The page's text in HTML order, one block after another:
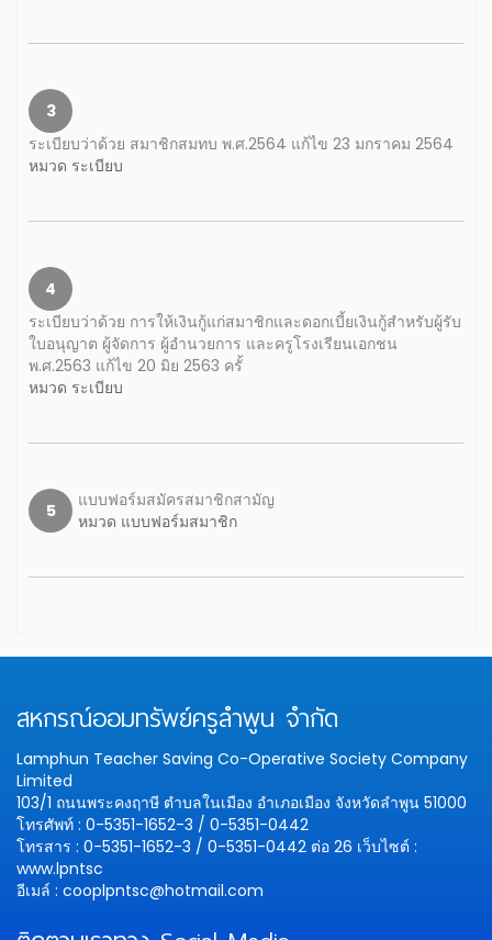
3
ระเบียบว่าด้วย สมาชิกสมทบ พ.ศ.2564 แก้ไข 23 มกราคม 2564
หมวด ระเบียบ
4
ระเบียบว่าด้วย การให้เงินกู้แก่สมาชิกและดอกเบี้ยเงินกู้สำหรับผู้รับ
ใบอนุญาต ผู้จัดการ ผู้อำนวยการ และครูโรงเรียนเอกชน
พ.ศ.2563 แก้ไข 20 มิย 2563 ครั้
หมวด ระเบียบ
5
แบบฟอร์มสมัครสมาชิกสามัญ
หมวด แบบฟอร์มสมาชิก
สหกรณ์ออมทรัพย์ครูลำพูน จำกัด
Lamphun Teacher Saving Co-Operative Society Company
Limited
103/1 ถนนพระคงฤาษี ตำบลในเมือง อำเภอเมือง จังหวัดลำพูน 51000
โทรศัพท์ : 0-5351-1652-3 / 0-5351-0442
โทรสาร : 0-5351-1652-3 / 0-5351-0442 ต่อ 26 เว็บไซต์ :
www.lpntsc
อีเมล์ : cooplpntsc@hotmail.com